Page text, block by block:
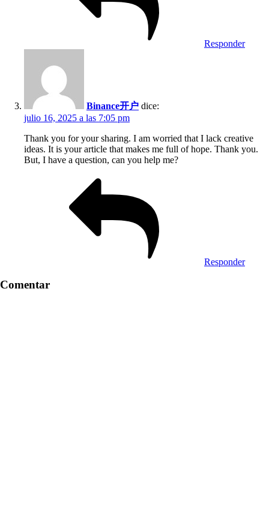
Responder
Binance开户 dice:
julio 16, 2025 a las 7:05 pm
Thank you for your sharing. I am worried that I lack creative
ideas. It is your article that makes me full of hope. Thank you.
But, I have a question, can you help me?
Responder
Comentar